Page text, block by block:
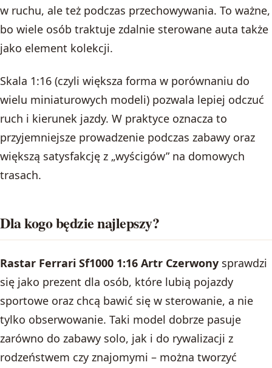
w ruchu, ale też podczas przechowywania. To ważne,
bo wiele osób traktuje zdalnie sterowane auta także
jako element kolekcji.
Skala 1:16 (czyli większa forma w porównaniu do
wielu miniaturowych modeli) pozwala lepiej odczuć
ruch i kierunek jazdy. W praktyce oznacza to
przyjemniejsze prowadzenie podczas zabawy oraz
większą satysfakcję z „wyścigów” na domowych
trasach.
Dla kogo będzie najlepszy?
Rastar Ferrari Sf1000 1:16 Artr Czerwony sprawdzi
się jako prezent dla osób, które lubią pojazdy
sportowe oraz chcą bawić się w sterowanie, a nie
tylko obserwowanie. Taki model dobrze pasuje
zarówno do zabawy solo, jak i do rywalizacji z
rodzeństwem czy znajomymi – można tworzyć